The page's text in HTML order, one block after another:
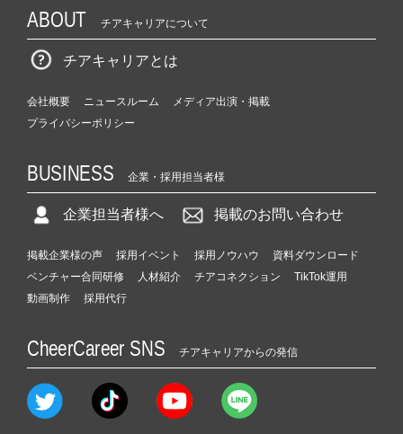
ABOUT チアキャリアについて
チアキャリアとは
会社概要 ニュースルーム
メディア出演・掲載
プライバシーポリシー
BUSINESS 企業・採用担当者様
企業担当者様へ 掲載のお問い合わせ
掲載企業様の声 採用イベント 採用ノウハウ
資料ダウンロード
ベンチャー合同研修
人材紹介 チアコネクション
TikTok運用
動画制作
採用代行
CheerCareer SNS チアキャリアからの発信